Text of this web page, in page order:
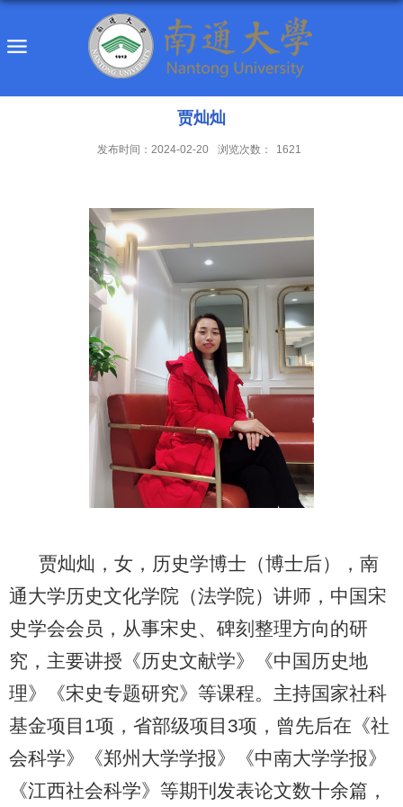
贾灿灿
发布时间：2024-02-20 浏览次数： 1621
贾灿灿，女，历史学博士（博士后），南
通大学历史文化学院（法学院）讲师，中国宋
史学会会员，从事宋史、碑刻整理方向的研
究，主要讲授《历史文献学》《中国历史地
理》《宋史专题研究》等课程。主持国家社科
基金项目 1项，省部级项目 3项，曾先后在《社
会科学》《郑州大学学报》《中南大学学报》
《江西社会科学》等期刊发表论文数十余篇，